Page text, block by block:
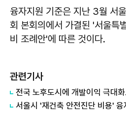
융자지원 기준은 지난 3월 서
회 본회의에서 가결된 '서울특
비 조례안'에 따른 것이다.
관련기사
서울시 '재건축 안전진단 비용'